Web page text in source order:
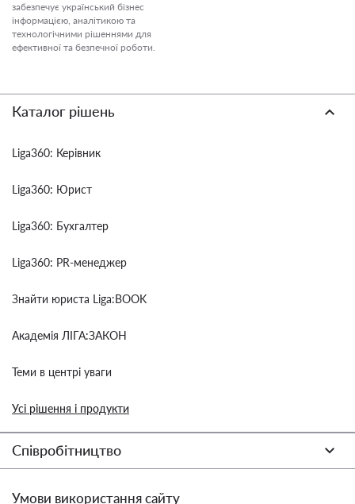
забезпечує український бізнес
інформацією, аналітикою та
технологічними рішеннями для
ефективної та безпечної роботи.
Каталог рішень
Liga360: Керівник
Liga360: Юрист
Liga360: Бухгалтер
Liga360: PR-менеджер
Знайти юриста Liga:BOOK
Академія ЛІГА:ЗАКОН
Теми в центрі уваги
Усі рішення і продукти
Співробітництво
Умови використання сайту